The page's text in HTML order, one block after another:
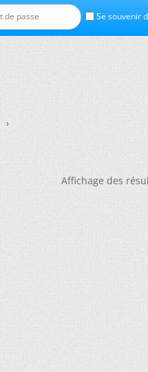
Se souvenir
Affichage des